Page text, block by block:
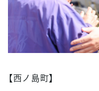
【西ノ島町】